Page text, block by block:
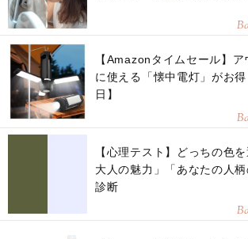
【Amazonタイムセール】
に使える「懐中電灯」がお
日】
【心理テスト】どっちの色
大人の魅力」「あなたの人
診断